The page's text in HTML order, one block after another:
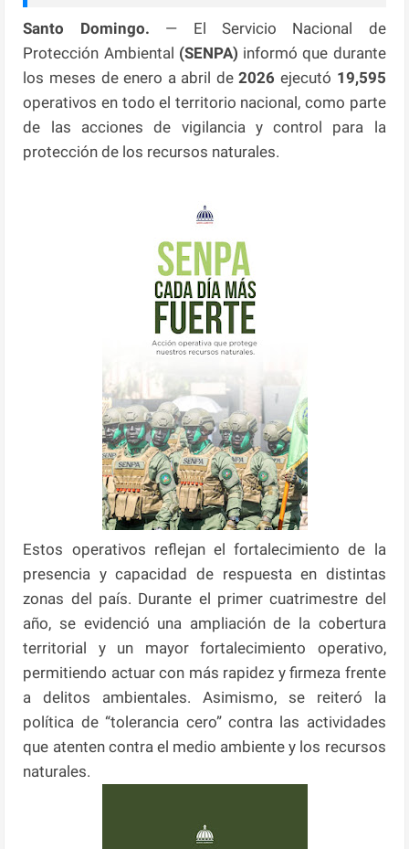
Santo Domingo. — El Servicio Nacional de
Protección Ambiental (SENPA) informó que durante
los meses de enero a abril de2026 ejecutó 19,595
operativos en todo el territorio nacional, como parte
de las acciones de vigilancia y control para la
protección de los recursos naturales.
Estos operativos reflejan el fortalecimiento de la
presencia y capacidad de respuesta en distintas
zonas del país. Durante el primer cuatrimestre del
año, se evidenció una ampliación de la cobertura
territorial y un mayor fortalecimiento operativo,
permitiendo actuar con más rapidez y firmeza frente
a delitos ambientales. Asimismo, se reiteró la
política de “tolerancia cero” contra las actividades
que atenten contra el medio ambiente y los recursos
naturales.